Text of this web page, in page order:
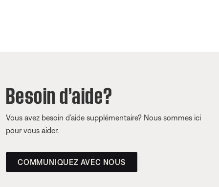
Besoin d’aide?
Vous avez besoin d’aide supplémentaire? Nous sommes ici
pour vous aider.
COMMUNIQUEZ AVEC NOUS